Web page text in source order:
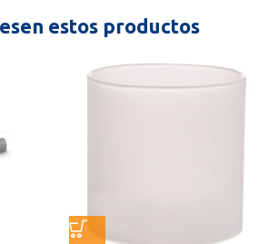
estos productos